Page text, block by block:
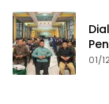
01/